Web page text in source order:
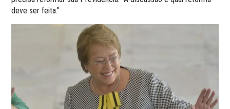
deve ser feita.”